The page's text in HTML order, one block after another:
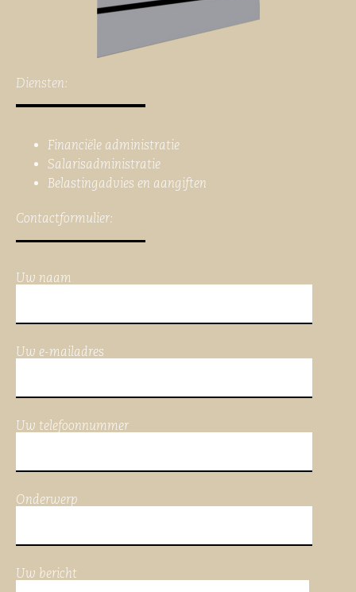
Diensten:
Financiële administratie
Salarisadministratie
Belastingadvies en aangiften
Contactformulier:
Uw naam
Uw e-mailadres
Uw telefoonnummer
Onderwerp
Uw bericht